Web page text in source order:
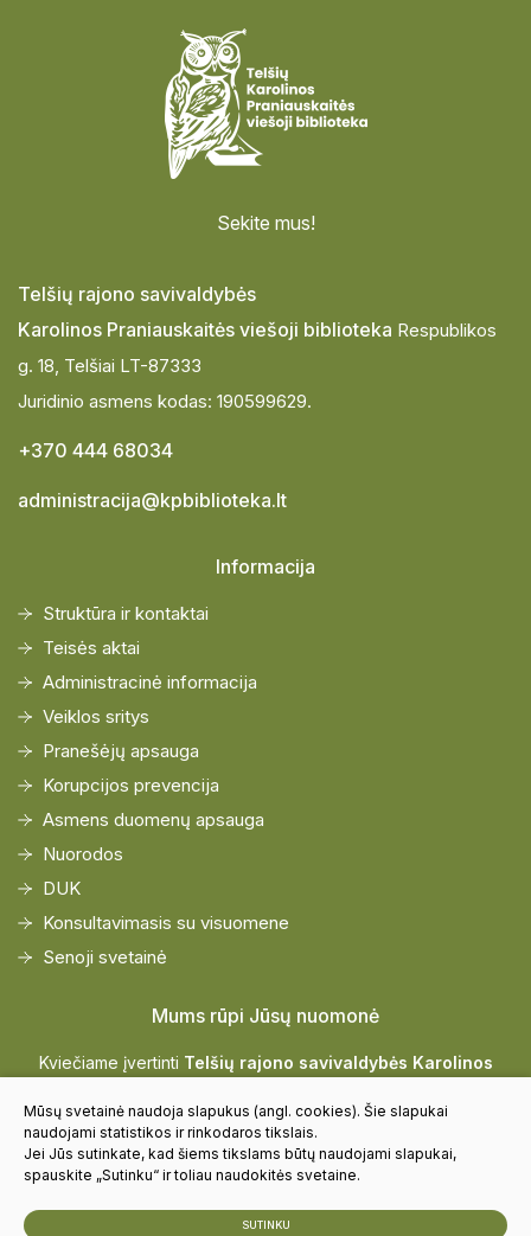
Sekite mus!
Telšių rajono savivaldybės
Karolinos Praniauskaitės viešoji biblioteka Respublikos
g. 18, Telšiai LT-87333
Juridinio asmens kodas: 190599629.
+370 444 68034
administracija@kpbiblioteka.lt
Informacija
Struktūra ir kontaktai
Teisės aktai
Administracinė informacija
Veiklos sritys
Pranešėjų apsauga
Korupcijos prevencija
Asmens duomenų apsauga
Nuorodos
DUK
Konsultavimasis su visuomene
Senoji svetainė
Mums rūpi Jūsų nuomonė
Kviečiame įvertinti Telšių rajono savivaldybės Karolinos
Vertinti
Mūsų svetainė naudoja slapukus (angl. cookies). Šie slapukai
naudojami statistikos ir rinkodaros tikslais.
Jei Jūs sutinkate, kad šiems tikslams būtų naudojami slapukai,
spauskite „Sutinku“ ir toliau naudokitės svetaine.
SUTINKU